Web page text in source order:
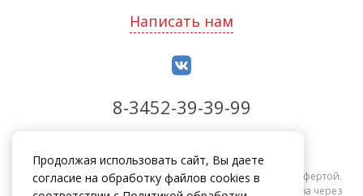
Написать нам
8-3452-39-39-99
Информация на сайте zakrepi.ru не является публичной офертой.
Указанные цены действуют только при оформлении заказа через
Продолжая использовать сайт, Вы даете
согласие на обработку файлов cookies в